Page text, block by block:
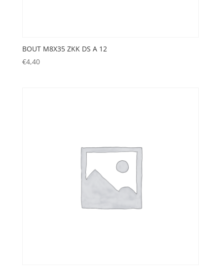
BOUT M8X35 ZKK DS A 12
€4,40